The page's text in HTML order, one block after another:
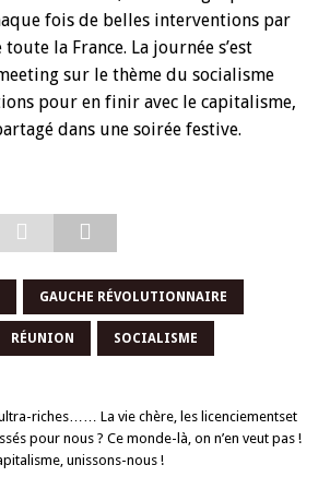
fois de belles interventions par
la France. La journée s’est
sur le thème du socialisme
pour en finir avec le capitalisme,
dans une soirée festive.
GAUCHE RÉVOLUTIONNAIRE
RÉUNION SOCIALISME
riches…… La vie chère, les licenciementset
pour nous ? Ce monde-là, on n’en veut pas !
unissons-nous !